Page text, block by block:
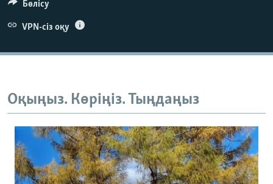
Бөлісу
VPN-сіз оқу
Оқыңыз. Көріңіз. Тыңдаңыз